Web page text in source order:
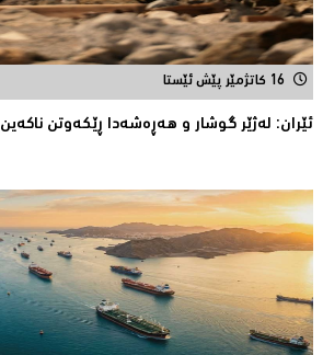
16 کاتژمێر پێش ئێستا
ئێران: له‌ژێر گوشار و هەڕەشەدا ڕێکەوتن ناکەین